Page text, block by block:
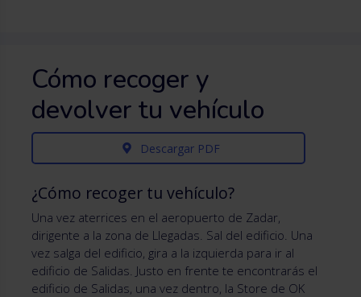
Cómo recoger y
devolver tu vehículo
Descargar PDF
¿Cómo recoger tu vehículo?
Una vez aterrices en el aeropuerto de Zadar,
dirigente a la zona de Llegadas. Sal del edificio. Una
vez salga del edificio, gira a la izquierda para ir al
edificio de Salidas. Justo en frente te encontrarás el
edificio de Salidas, una vez dentro, la Store de OK